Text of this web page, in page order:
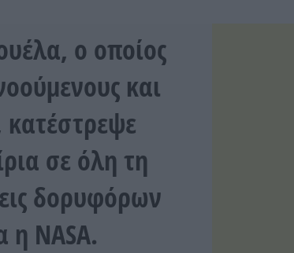
ο οποίος
και
κατέστρεψε
σε όλη τη
δορυφόρων
NASA.